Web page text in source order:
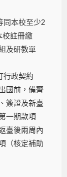
同本校至少2
校註冊繳
及研教單
行政契約
國前，備齊
簽證及新臺
一期款項
臺後兩周內
（核定補助